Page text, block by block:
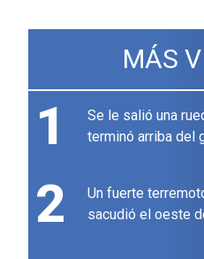
MÁS
1
Se le salió una
terminó arriba del
2
Un fuerte
sacudió el oeste